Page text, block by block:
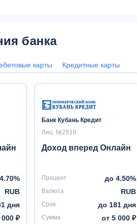
банка
карты Кредитные карты
RUB
дня
000 ₽
Банк Кубань Кредит
Лиц. №2518
Доход вперед Онлайн
Процент до 4.50%
Валюта RUB
Срок до 181 дня
Сумма от 5 000 ₽